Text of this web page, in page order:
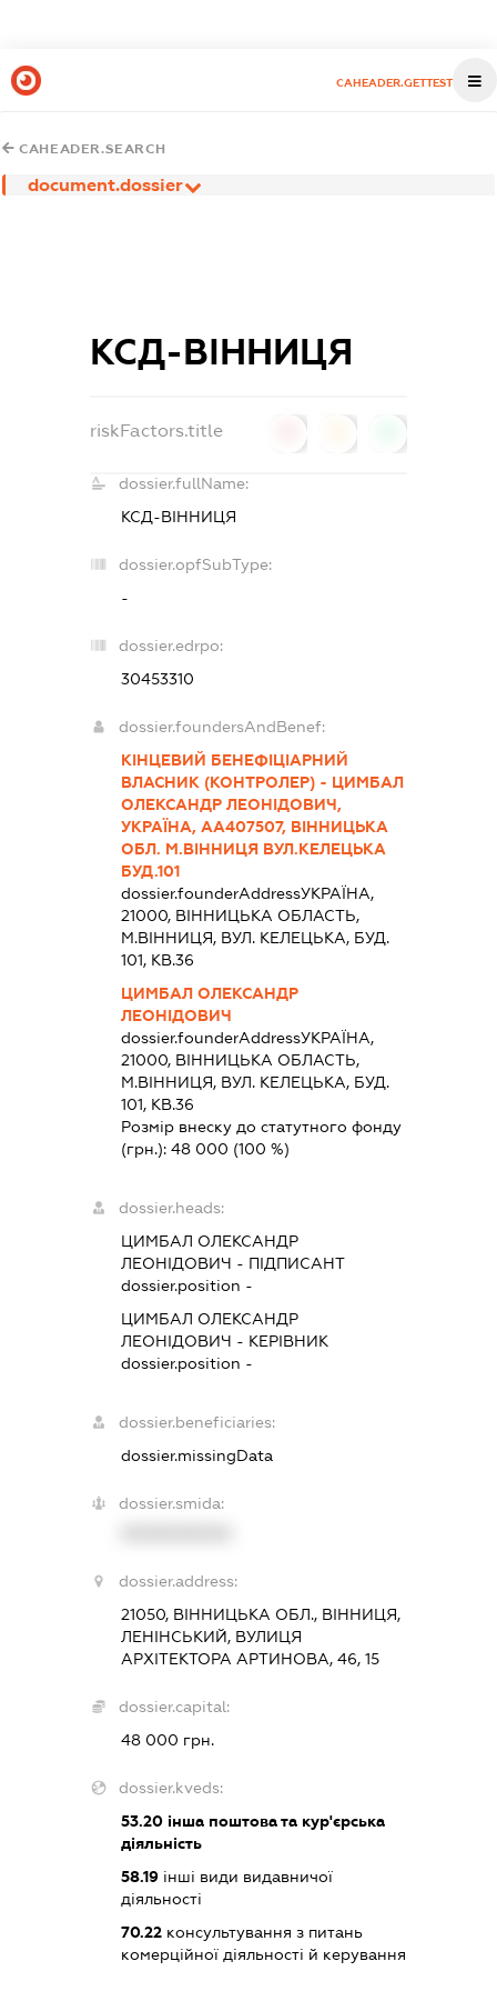
CAHEADER.GETTEST
CAHEADER.SEARCH
document.dossier
КСД-ВІННИЦЯ
riskFactors.title
dossier.fullName:
КСД-ВІННИЦЯ
dossier.opfSubType:
-
dossier.edrpo:
30453310
dossier.foundersAndBenef:
КІНЦЕВИЙ БЕНЕФІЦІАРНИЙ
ВЛАСНИК (КОНТРОЛЕР) - ЦИМБАЛ
ОЛЕКСАНДР ЛЕОНІДОВИЧ,
УКРАЇНА, АА407507, ВІННИЦЬКА
ОБЛ. М.ВІННИЦЯ ВУЛ.КЕЛЕЦЬКА
БУД.101
dossier.founderAddressУКРАЇНА,
21000, ВIННИЦЬКА ОБЛАСТЬ,
М.ВІННИЦЯ, ВУЛ. КЕЛЕЦЬКА, БУД.
101, КВ.36
ЦИМБАЛ ОЛЕКСАНДР
ЛЕОНІДОВИЧ
dossier.founderAddressУКРАЇНА,
21000, ВIННИЦЬКА ОБЛАСТЬ,
М.ВІННИЦЯ, ВУЛ. КЕЛЕЦЬКА, БУД.
101, КВ.36
Розмір внеску до статутного фонду
(грн.):48 000 (100 %)
dossier.heads:
ЦИМБАЛ ОЛЕКСАНДР
ЛЕОНІДОВИЧ - ПІДПИСАНТ
dossier.position -
ЦИМБАЛ ОЛЕКСАНДР
ЛЕОНІДОВИЧ - КЕРІВНИК
dossier.position -
dossier.beneficiaries:
dossier.missingData
dossier.smida:
dossier.address:
21050, ВІННИЦЬКА ОБЛ., ВІННИЦЯ,
ЛЕНІНСЬКИЙ, ВУЛИЦЯ
АРХІТЕКТОРА АРТИНОВА, 46, 15
dossier.capital:
48 000 грн.
dossier.kveds:
53.20 інша поштова та кур'єрська
діяльність
58.19 інші види видавничої
діяльності
70.22 консультування з питань
комерційної діяльності й керування